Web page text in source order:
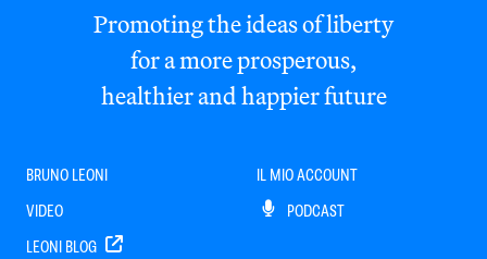
Promoting the ideas of liberty
for a more prosperous,
healthier and happier future
BRUNO LEONI
VIDEO
LEONI BLOG
IL MIO ACCOUNT
PODCAST